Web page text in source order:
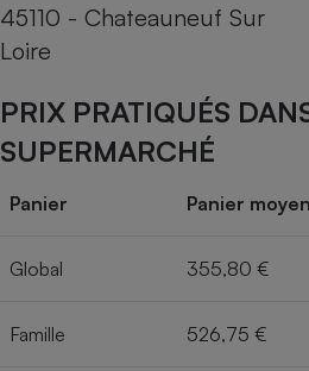
45110 - Chateauneuf Sur
Loire
PRIX PRATIQUÉS
SUPERMARCHÉ
Panier Panier moyen
Global 355,80 €
Famille 526,75 €